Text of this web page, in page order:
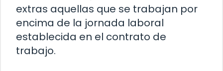
extras aquellas que se trabajan por
encima de la jornada laboral
establecida en el contrato de
trabajo.